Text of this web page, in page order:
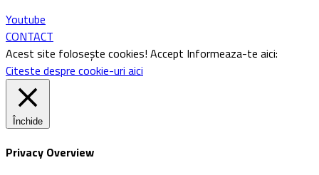
Youtube
CONTACT
Acest site folosește cookies! Accept Informeaza-te aici:
Citeste despre cookie-uri aici
Închide
Privacy Overview